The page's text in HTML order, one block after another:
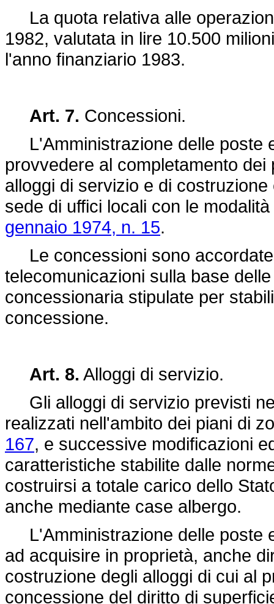
La quota relativa alle
1982, valutata in lire 10.500
l'anno finanziario 1983.
Art. 7. Concessioni.
L'Amministrazione delle poste
provvedere al completamento
alloggi di servizio e di
sede di uffici locali con le
gennaio 1974, n. 15.
Le concessioni sono accordate
telecomunicazioni sulla base
concessionaria stipulate per
concessione.
Art. 8. Alloggi di servizio.
Gli alloggi di servizio previsti
realizzati nell'ambito dei piani di
167, e successive modificazioni
caratteristiche stabilite dalle
costruirsi a totale carico dello
anche mediante case albergo.
L'Amministrazione delle poste
ad acquisire in proprietà, anche
costruzione degli alloggi di cui al
concessione del diritto di